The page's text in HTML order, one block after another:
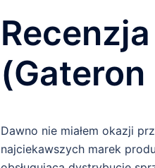
Dawno nie miałem okazji
najciekawszych marek